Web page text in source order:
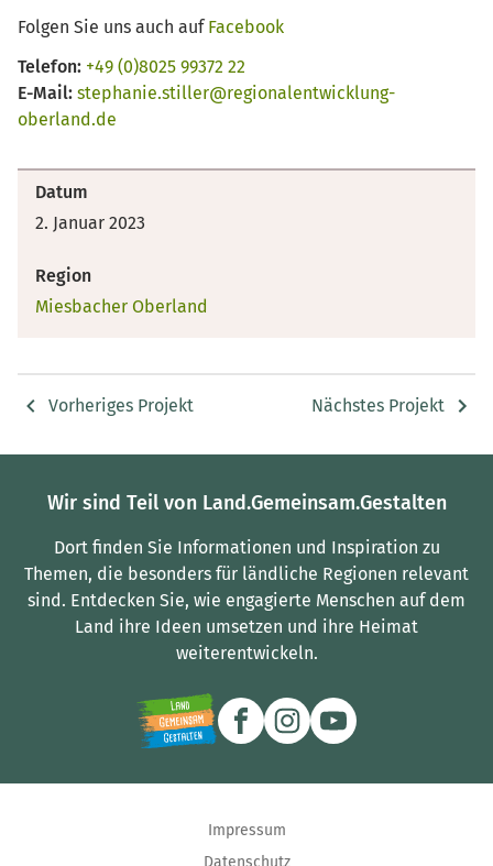
Folgen Sie uns auch aufFacebook
Telefon: +49 (0)8025 99372 22
E-Mail: stephanie.stiller@regionalentwicklung-
oberland.de
Datum
2. Januar 2023
Region
Miesbacher Oberland
Vorheriges Projekt Nächstes Projekt
Wir sind Teil von Land.Gemeinsam.Gestalten
Dort finden Sie Informationen und Inspiration zu
Themen, die besonders für ländliche Regionen relevant
sind. Entdecken Sie, wie engagierte Menschen auf dem
Land ihre Ideen umsetzen und ihre Heimat
weiterentwickeln.
Impressum
Datenschutz